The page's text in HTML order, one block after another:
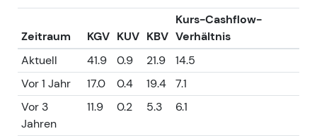
Cashgenerierung mit einem Aufschlag,
während die Diskussion über
Minderheitenliquidität und mögliche weitere
ACS-Maßnahmen anhält.
Kursentwicklung: Konsolidierung auf erhöhtem
Niveau nach einem ausgeprägten
Mehrjahrestrend — zu beobachten sind
Fortsetzungsmuster oder eine mögliche
Zeitraum KGV KUV KBV
Kurs-Cashflow-
Verhältnis
Aktuell
41.9 0.9 21.9
14.5
Vor 1 Jahr
17.0 0.4 19.4
7.1
Vor 3
Jahren
11.9 0.2 5.3 6.1